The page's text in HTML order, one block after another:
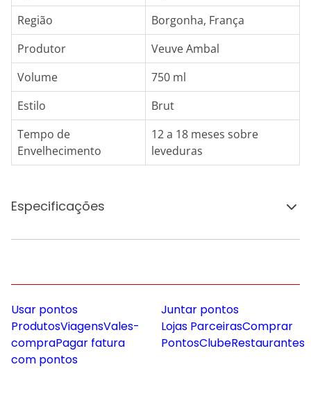
Região
Borgonha, França
Produtor
Veuve Ambal
Volume
750 ml
Estilo
Brut
Tempo de
Envelhecimento
12 a 18 meses sobre
leveduras
Especificações
Usar pontos
ProdutosViagensVales-
compraPagar fatura
com pontos
Juntar pontos
Lojas ParceirasComprar
PontosClubeRestaurantes